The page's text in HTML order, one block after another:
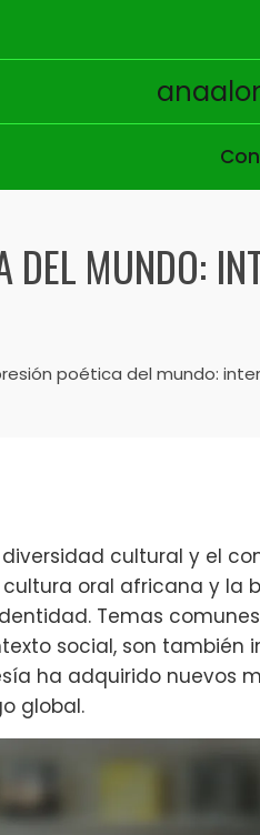
DEL MUNDO:
poética del mundo:
cultural y el
oral africana y la
Temas
social, son también
ha adquirido nuevos
global.